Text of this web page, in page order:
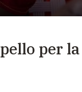
PER DONARE.
TE
per